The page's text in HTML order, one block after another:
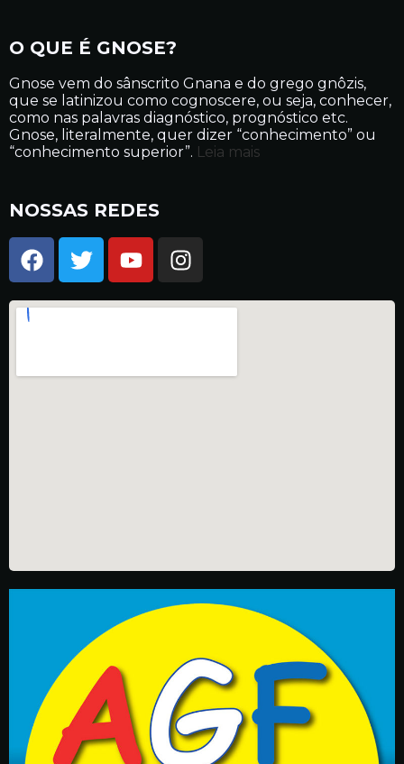
O QUE É GNOSE?
Gnose vem do sânscrito Gnana e do grego gnôzis,
que se latinizou como cognoscere, ou seja, conhecer,
como nas palavras diagnóstico, prognóstico etc.
Gnose, literalmente, quer dizer “conhecimento” ou
“conhecimento superior”. Leia mais
NOSSAS REDES